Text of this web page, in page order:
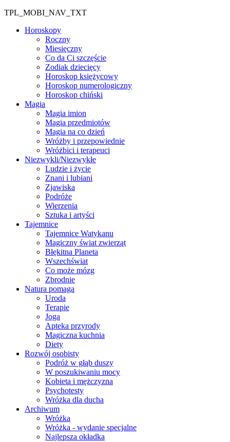
TPL_MOBI_NAV_TXT
Horoskopy
Roczny
Miesięczny
Co da Ci szczęście
Zodiak dziecięcy
Horoskop księżycowy
Horoskop numerologiczny
Horoskop chiński
Magia
Magia imion
Magia przedmiotów
Magia na co dzień
Wróżby i przepowiednie
Wróżbici i terapeuci
Niezwykli/Niezwykłe
Ludzie i życie
Znani i lubiani
Zjawiska
Podróże
Wierzenia
Sztuka i artyści
Tajemnice
Tajemnice Watykanu
Magiczny świat zwierząt
Błękitna Planeta
Wszechświat
Co może mózg
Zbrodnie
Natura pomaga
Uroda
Terapie
Joga
Apteka przyrody
Magiczna kuchnia
Diety
Rozwój osobisty
Podróż w głąb duszy
W poszukiwaniu mocy
Kobieta i mężczyzna
Psychotesty
Wróżka dla ducha
Archiwum
Wróżka
Wróżka - wydanie specjalne
Najlepsza okładka